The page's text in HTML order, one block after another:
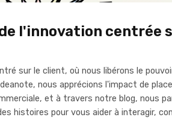
l'innovation centrée
sur le client, où nous libérons le
nous apprécions l'impact de
et à travers notre blog, nous
histoires pour vous aider à interagir,